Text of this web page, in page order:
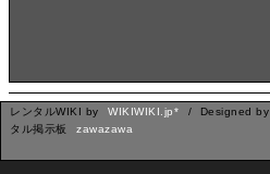
レンタルWIKI by WIKIWIKI.jp* / Designed by
タル掲示板
zawazawa